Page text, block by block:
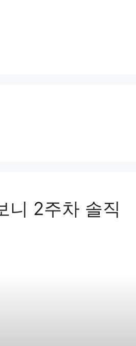
니 2주차 솔직